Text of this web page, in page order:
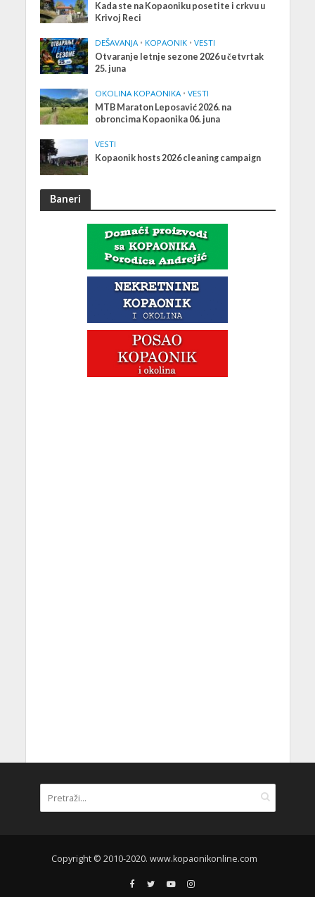
Kada ste na Kopaoniku posetite i crkvu u
Krivoj Reci
DEŠAVANJA • KOPAONIK • VESTI
Otvaranje letnje sezone 2026 u četvrtak
25. juna
OKOLINA KOPAONIKA • VESTI
MTB Maraton Leposavić 2026. na
obroncima Kopaonika 06. juna
VESTI
Kopaonik hosts 2026 cleaning campaign
Baneri
Copyright © 2010-2020. www.kopaonikonline.com